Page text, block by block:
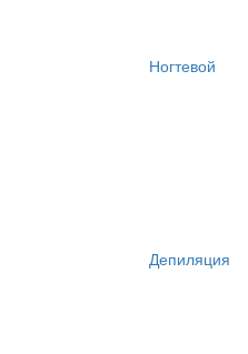
Ногтевой
Депиляция